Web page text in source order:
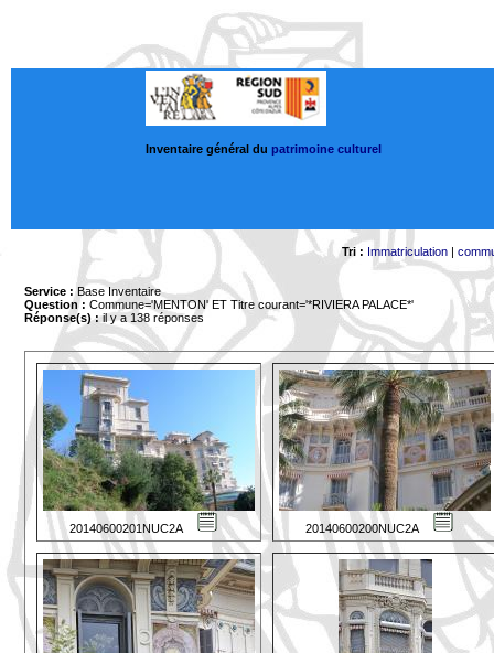
Inventaire général du patrimoine culturel
Tri : Immatriculation|
Service : Base Inventaire
Question : Commune='MENTON' ET Titre courant='*RIVIERA PALACE*'
Réponse(s) :il y a 138 réponses
20140600201NUC2A 20140600200NUC2A